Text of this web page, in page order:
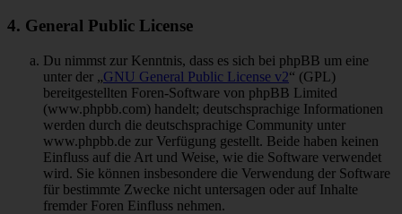
4. General Public License
Du nimmst zur Kenntnis, dass es sich bei phpBB um eine
unter der „GNU General Public License v2“ (GPL)
bereitgestellten Foren-Software von phpBB Limited
(www.phpbb.com) handelt; deutschsprachige Informationen
werden durch die deutschsprachige Community unter
www.phpbb.de zur Verfügung gestellt. Beide haben keinen
Einfluss auf die Art und Weise, wie die Software verwendet
wird. Sie können insbesondere die Verwendung der Software
für bestimmte Zwecke nicht untersagen oder auf Inhalte
fremder Foren Einfluss nehmen.